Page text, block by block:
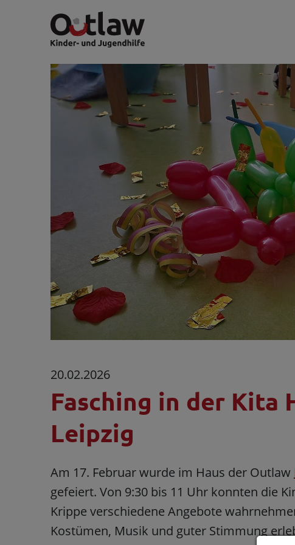
20.02.2026
Fasching in der Kita
Leipzig
Am 17. Februar wurde im Haus der Outlaw
gefeiert. Von 9:30 bis 11 Uhr konnten die
Krippe verschiedene Angebote
Kostümen, Musik und guter Stimmung